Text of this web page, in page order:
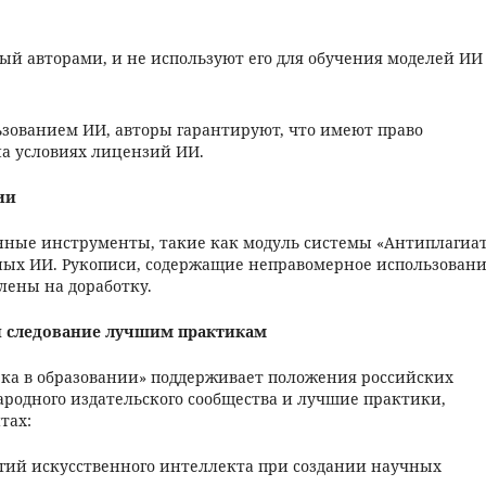
авторами, и не используют его для обучения моделей ИИ
ИИ, авторы гарантируют, что имеют право
условиях лицензий ИИ.
инструменты, такие как модуль системы
ИИ. Рукописи, содержащие неправомерное
на доработку.
лучшим практикам
в образовании» поддерживает положения российских
издательского сообщества и лучшие практики,
искусственного интеллекта при создании научных